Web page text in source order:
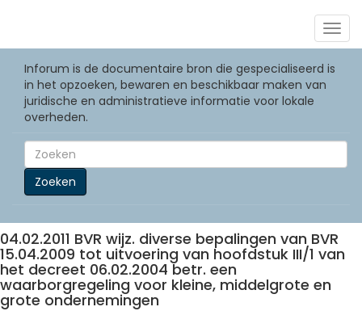
Inforum is de documentaire bron die gespecialiseerd is
in het opzoeken, bewaren en beschikbaar maken van
juridische en administratieve informatie voor lokale
overheden.
Zoeken
04.02.2011 BVR wijz. diverse bepalingen van BVR
15.04.2009 tot uitvoering van hoofdstuk III/1 van
het decreet 06.02.2004 betr. een
waarborgregeling voor kleine, middelgrote en
grote ondernemingen